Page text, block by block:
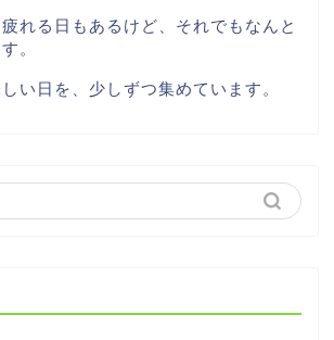
れる日もあるけど、それでもなんと
。
い日を、少しずつ集めています。